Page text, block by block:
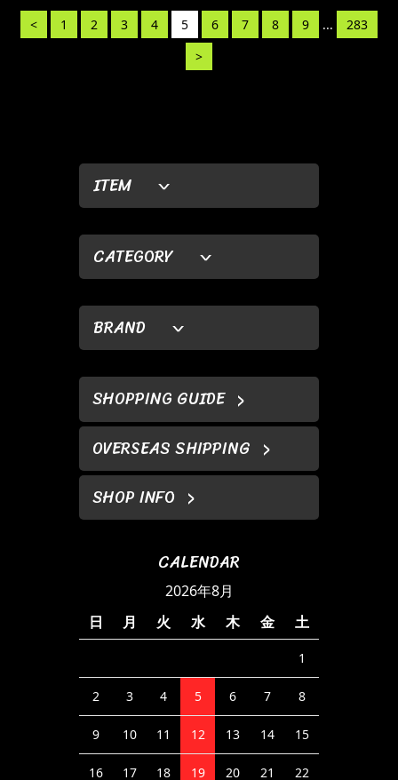
ITEM
CATEGORY
BRAND
SHOPPING GUIDE
OVERSEAS SHIPPING
SHOP INFO
CALENDAR
2026年8月
日
月 火 水 木 金 土
1
2 3 4 5 6 7 8
9 10 11 12 13 14 15
16 17 18 19 20 21 22
< 1 2 3 4 5 6 7 8 9 ...
283
>